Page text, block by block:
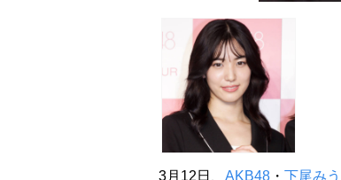
3月12日、 AKB48 ・ 下尾みう